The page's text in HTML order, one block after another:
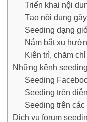
Triển khai nội
Tạo nội dung
Seeding dạng
Nắm bắt xu
Kiên trì, chăm chỉ
Những kênh
Seeding
Seeding trên
Seeding trên
Dịch vụ forum